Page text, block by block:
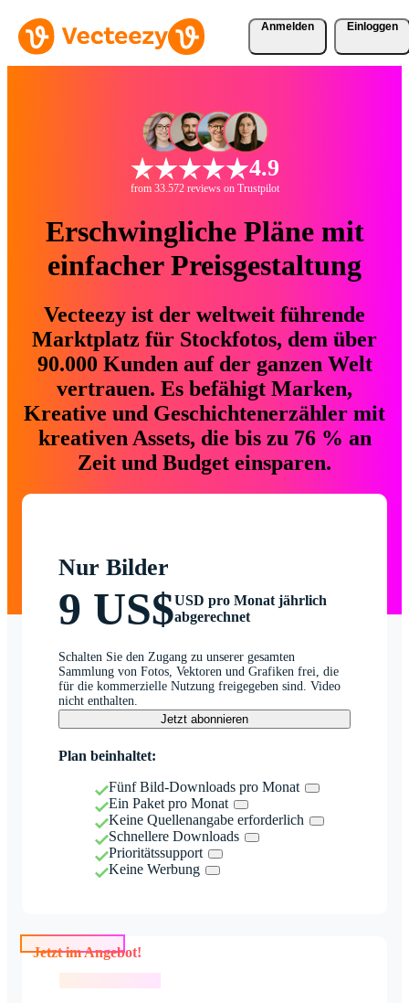
Anmelden Einloggen
4.9
from 33.572 reviews on Trustpilot
Erschwingliche Pläne mit
einfacher Preisgestaltung
Vecteezy ist der weltweit führende
Marktplatz für Stockfotos, dem über
90.000 Kunden auf der ganzen Welt
vertrauen. Es befähigt Marken,
Kreative und Geschichtenerzähler mit
kreativen Assets, die bis zu 76 % an
Zeit und Budget einsparen.
Nur Bilder
9 US$USD pro Monat jährlich
abgerechnet
Schalten Sie den Zugang zu unserer gesamten
Sammlung von Fotos, Vektoren und Grafiken frei, die
für die kommerzielle Nutzung freigegeben sind. Video
nicht enthalten.
Jetzt abonnieren
Plan beinhaltet:
Fünf Bild-Downloads pro Monat
Ein Paket pro Monat
Keine Quellenangabe erforderlich
Schnellere Downloads
Prioritätssupport
Keine Werbung
Jetzt im Angebot!